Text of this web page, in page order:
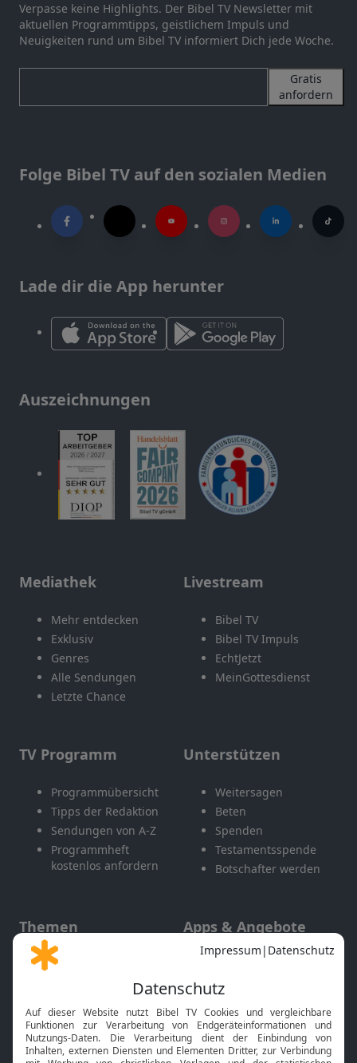
Verpasse keine Highlights. Der Bibel TV Newsletter mit
aktuellen Programmtipps, geistlichem Impuls und
Neuigkeiten rund um Bibel TV informiert Dich jede Woche.
Gratis
anfordern
Folge Bibel TV auf den sozialen Medien
Lade dir die App herunter
Auszeichnungen
Mediathek
Mehr entdecken
Exklusiv
Genres
Alle Sendungen
Letzte Chance
Livestream
Bibel TV
Bibel TV Impuls
EchtJetzt
MeinGottesdienst
TV Programm
Programmübersicht
Tipps der Redaktion
Sendungen von A-Z
Programmheft
kostenlos anfordern
Unterstützen
Weitersagen
Beten
Spenden
Testamentsspende
Botschafter werden
Themen
Gott und Bibel erklärt
Neuigkeiten
Apps & Angebote
Mobile App
Smart TV
HbbTV